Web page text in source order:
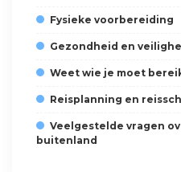
Fysieke voorbereiding
Gezondheid en
Weet wie je moet
Reisplanning en
Veelgestelde vragen
buitenland